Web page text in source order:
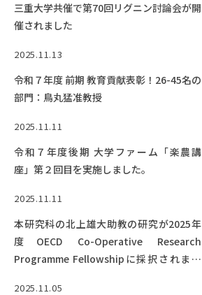
三重大学共催で第70回リグニン討論会が開
催されました
2025.11.13
令和７年度 前期 教育貢献表彰！26-45名の
部門：鳥丸猛准教授
2025.11.11
令和７年度後期 大学ファーム「楽農講
座」第２回目を実施しました。
2025.11.11
本研究科の北上雄大助教の研究が2025年
度OECD Co-Operative Research
Programme Fellowshipに採択されまし
2025.11.05